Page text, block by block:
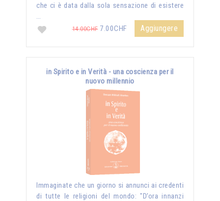
che ci è data dalla sola sensazione di esistere
…
14.00CHF7.00CHF Aggiungere
in Spirito e in Verità - una coscienza per il
nuovo millennio
Immaginate che un giorno si annunci ai credenti
di tutte le religioni del mondo: "D’ora innanzi